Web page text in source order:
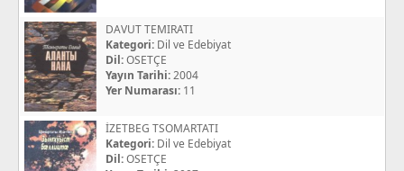
DAVUT TEMIRATI
Kategori: Dil ve Edebiyat
Dil:OSETÇE
Yayın Tarihi:2004
Yer Numarası: 11
İZETBEG TSOMARTATI
Kategori: Dil ve Edebiyat
Dil:OSETÇE